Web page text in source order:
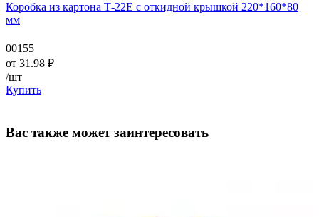
Коробка из картона Т-22Е с откидной крышкой 220*160*80
мм
00155
от 31.98 ₽
/шт
Купить
Вас также может заинтересовать